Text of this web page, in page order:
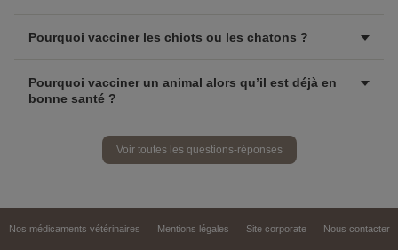
Pourquoi vacciner les chiots ou les chatons ?
Pourquoi vacciner un animal alors qu’il est déjà en
bonne santé ?
Voir toutes les questions-réponses
Nos médicaments vétérinaires Mentions légales Site corporate Nous contacter